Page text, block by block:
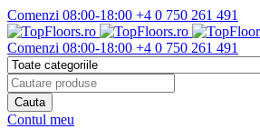
Comenzi 08:00-18:00 +4 0 750 261 491
Comenzi 08:00-18:00 +4 0 750 261 491
Contul meu